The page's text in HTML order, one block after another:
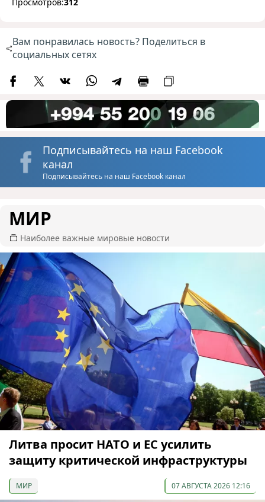
Вам понравилась новость? Поделиться в
социальных сетях
Подписывайтесь на наш Facebook
канал
Подписывайтесь на наш Facebook канал
МИР
Наиболее важные мировые новости
Литва просит НАТО и ЕС усилить
защиту критической инфраструктуры
МИР 07 АВГУСТА 2026 12:16